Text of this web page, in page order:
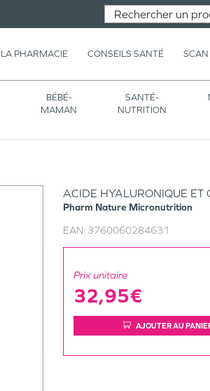
LA PHARMACIE CONSEILS SANTÉ SCAN
BÉBÉ-
MAMAN
SANTÉ-
NUTRITION
ACIDE HYALURONIQUE ET
Pharm Nature Micronutrition
EAN: 3760060284631
Prix unitaire
32,95€
AJOUTER AU